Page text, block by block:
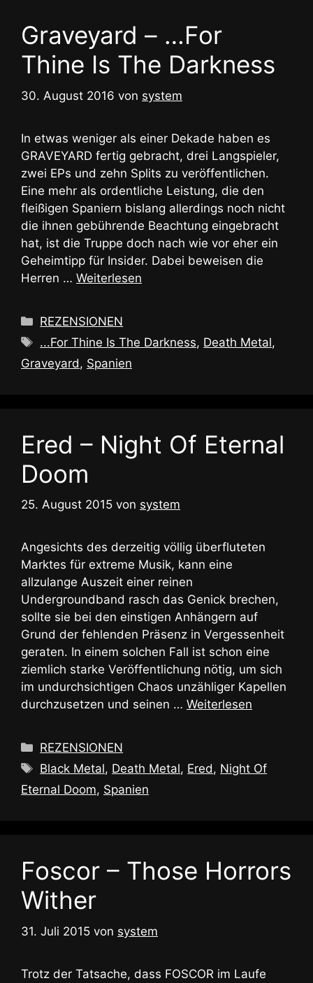
Graveyard – …For
Thine Is The Darkness
30. August 2016 von system
In etwas weniger als einer Dekade haben es
GRAVEYARD fertig gebracht, drei Langspieler,
zwei EPs und zehn Splits zu veröffentlichen.
Eine mehr als ordentliche Leistung, die den
fleißigen Spaniern bislang allerdings noch nicht
die ihnen gebührende Beachtung eingebracht
hat, ist die Truppe doch nach wie vor eher ein
Geheimtipp für Insider. Dabei beweisen die
Herren … Weiterlesen
Kategorien
REZENSIONEN
Schlagwörter
...For Thine Is The Darkness, Death Metal,
Graveyard, Spanien
Ered – Night Of Eternal
Doom
25. August 2015 von system
Angesichts des derzeitig völlig überfluteten
Marktes für extreme Musik, kann eine
allzulange Auszeit einer reinen
Undergroundband rasch das Genick brechen,
sollte sie bei den einstigen Anhängern auf
Grund der fehlenden Präsenz in Vergessenheit
geraten. In einem solchen Fall ist schon eine
ziemlich starke Veröffentlichung nötig, um sich
im undurchsichtigen Chaos unzähliger Kapellen
durchzusetzen und seinen … Weiterlesen
Kategorien
REZENSIONEN
Schlagwörter
Black Metal, Death Metal, Ered, Night Of
Eternal Doom, Spanien
Foscor – Those Horrors
Wither
31. Juli 2015 von system
Trotz der Tatsache, dass FOSCOR im Laufe